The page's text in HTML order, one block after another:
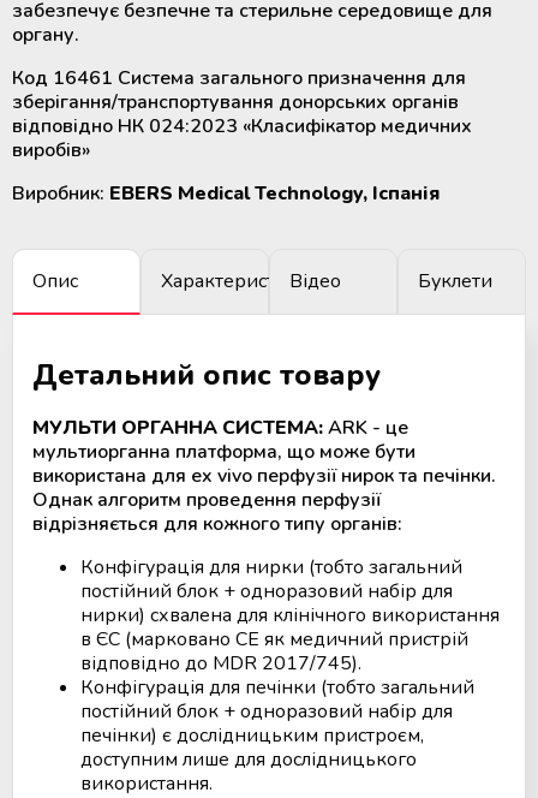
крові
Розморожувачі плазми крові та
стовбурових клітин
ТермоСумки для транспортування
компонентів крові
Пристрої для стерильного
з'єднання полімерних магістралей
терапевтичного плазмаферезу
Апарати для автоматичного
взяття крові
Апарати для опромінення крові
Мобільний пункт забору крові
(Донорський автобус)
Додаткові матеріали для
холодильного обладнання
забезпечує безпечне та стерильне середовище для
органу.
Код 16461 Система загального призначення для
зберігання/транспортування донорських органів
відповідно НК 024:2023 «Класифікатор медичних
виробів»
Виробник: EBERS Medical Technology, Іспанія
Опис ХарактеристикиВідео Буклети
Детальний опис товару
МУЛЬТИ ОРГАННА СИСТЕМА:ARK - це
мультиорганна платформа, що може бути
використана для ex vivo перфузії нирок та печінки.
Однак алгоритм проведення перфузії
відрізняється для кожного типу органів:
Конфігурація для нирки (тобто загальний
постійний блок + одноразовий набір для
нирки) схвалена для клінічного використання
в ЄС (марковано CE як медичний пристрій
відповідно до MDR 2017/745).
Конфігурація для печінки (тобто загальний
постійний блок + одноразовий набір для
печінки) є дослідницьким пристроєм,
доступним лише для дослідницького
використання.